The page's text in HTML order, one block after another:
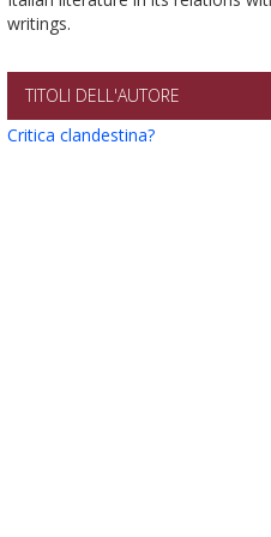
writings.
TITOLI DELL'AUTORE
Critica clandestina?